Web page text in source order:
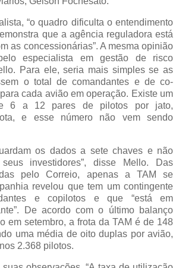
“o quadro dificulta o entendimento
que a agência reguladora está
as concessionárias”. A mesma opinião
especialista em gestão de risco
Para ele, seria mais simples se as
o total de comandantes e de co-
cada avião em operação. Existe um
6 a 12 pares de pilotos por jato,
e esse número não vem sendo
os dados a sete chaves e não
investidores”, disse Mello. Das
pelo Correio, apenas a TAM se
revelou que tem um contingente
e copilotos e que “está em
De acordo com o último balanço
em setembro, a frota da TAM é de 148
uma média de oito duplas por avião,
2.368 pilotos.